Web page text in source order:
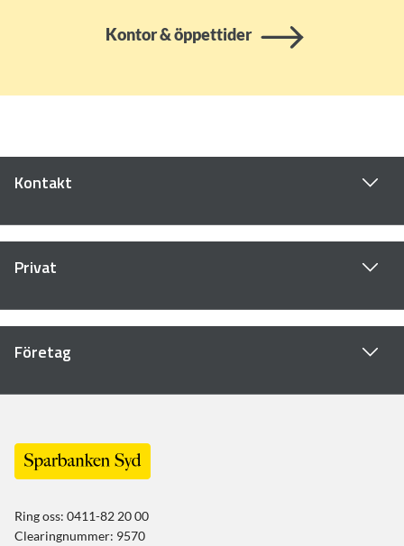
Kontor & öppettider
Kontakt
Privat
Företag
Ring oss: 0411-82 20 00
Clearingnummer: 9570